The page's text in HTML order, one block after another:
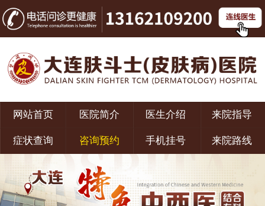
网站首页 医院简介 医生介绍 来院指导
症状查询 咨询预约 手机挂号 来院路线